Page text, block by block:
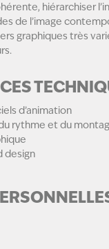
hiérarchiser
de l’image
graphiques très
d’animation
rythme et du
design